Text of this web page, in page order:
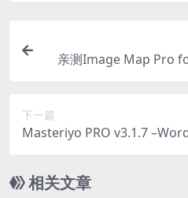
亲测Image Map Pro
下一篇
Masteriyo PRO v3.1.7
相关文章